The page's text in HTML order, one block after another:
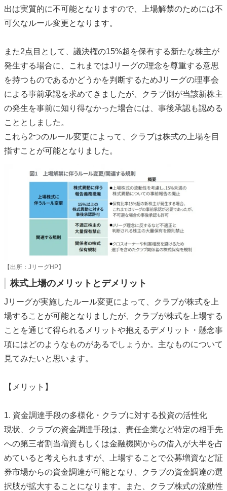
出は実質的に不可能となりますので、上場解禁のためには不
可欠なルール変更となります。
また2点目として、議決権の15%超を保有する新たな株主が
発生する場合に、これまではJリーグの理念を尊重する意思
を持つものであるかどうかを判断するためJリーグの理事会
による事前承認を求めてきましたが、クラブ側が当該新株主
の発生を事前に知り得なかった場合には、事後承認も認める
こととしました。
これら2つのルール変更によって、クラブは株式の上場を目
指すことが可能となりました。
【出所：JリーグHP】
株式上場のメリットとデメリット
Jリーグが実施したルール変更によって、クラブが株式を上
場することが可能となりましたが、クラブが株式を上場する
ことを通じて得られるメリットや抱えるデメリット・懸念事
項にはどのようなものがあるでしょうか。主なものについて
見てみたいと思います。
【メリット】
1. 資金調達手段の多様化・クラブに対する投資の活性化
現状、クラブの資金調達手段は、責任企業など特定の相手先
への第三者割当増資もしくは金融機関からの借入が大半を占
めていると考えられますが、上場することで公募増資など証
券市場からの資金調達が可能となり、クラブの資金調達の選
択肢が拡大することになります。また、クラブ株式の流動性